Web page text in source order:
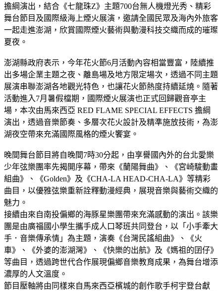
擔綱演出，結合《七龍珠Z》主題700台無人機燈光秀、精彩
舞台節目及國際級海上煙火展演，邀請全國民眾及海內外旅客
一起走進澎湖，欣賞國際煙火藝術與動漫科技交織而成的璀璨
夏夜。
澎湖縣政府表示，今年花火節6月活動內容相當豐富，陸續推
出多場企業主題之夜、離島場及地方限定場次，透過不同主題
展演串聯澎湖各地觀光特色，也讓花火節熱度持續延燒。隨著
活動進入7月暑假檔期，國際煙火展演也正式回歸觀音亭主
場，本次由馬來西亞 RED FLAME SPECIAL EFFECTS 擔綱
演出，透過音樂節奏、多層次花火設計及精準施放技術，為澎
湖夜空帶來充滿國際風格的煙火饗宴。
晚間舞台節目將自晚間7時30分起，由享譽國內外的台北愛樂
少年弦樂團率先揭開序幕，帶來《蘭陽舞曲》、《宮崎駿動畫
組曲》、《Golden》及《CHA-LA HEAD-CHA-LA》等精彩
曲目，以優雅弦樂重新詮釋動漫經典，展現音樂與藝術交織的
魅力。
接續由來自南投偏鄉的海豚星樂團帶來充滿感動的演出。該樂
團是由廣福國小學生攜手成人口琴班共同登台，以「小手牽大
手．音樂傳承情」為主題，演奏《台灣民謠組曲》、《火
車》、《外婆的澎湖灣》、《快樂的出航》及《媽祖的囝仔》
等曲目，透過跨世代合作展現偏鄉音樂教育成果，為舞台增添
濃厚的人文溫度。
節目壓軸將由同樣來自馬來西亞檳城的創作歌手柯宇登台獻